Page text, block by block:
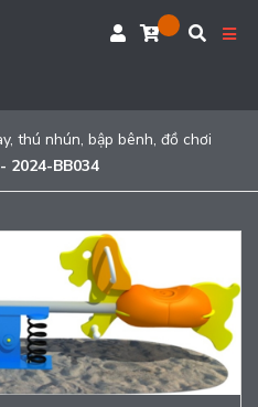
thú nhún, bập bênh, đồ chơi
2024-BB034